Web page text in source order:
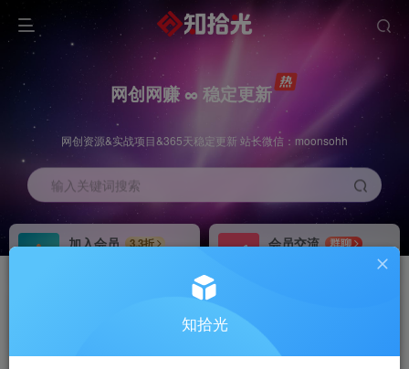
网创网赚 ∞ 稳定更新
网创资源&实战项目&365天稳定更新 站长微信：moonsohh
输入关键词搜索
加入会员
3.3折
会员交流
群聊
知拾光